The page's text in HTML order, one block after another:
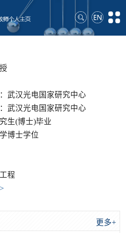
武汉光电国家研究中心
武汉光电国家研究中心
生(博士)毕业
博士学位
程
更多+